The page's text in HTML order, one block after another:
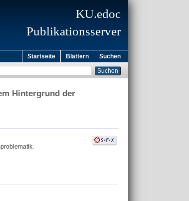
KU.edoc
Publikationsserver
Startseite Blättern Suchen
Hintergrund der